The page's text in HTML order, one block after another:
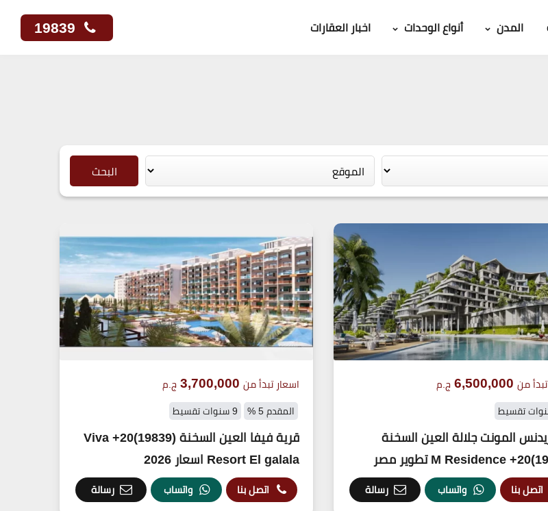
المدن أنواع الوحدات اخبار العقارات
البحث
من 6,500,000 ج.م
المونت جلالة العين السخنة
اتصل بنا واتساب رسالة
اسعار تبدأ من 3,700,000 ج.م
المقدم 5 % 9 سنوات تقسيط
قرية فيفا العين السخنة (19839)20+ Viva
Resort El galala اسعار 2026
اتصل بنا واتساب رسالة